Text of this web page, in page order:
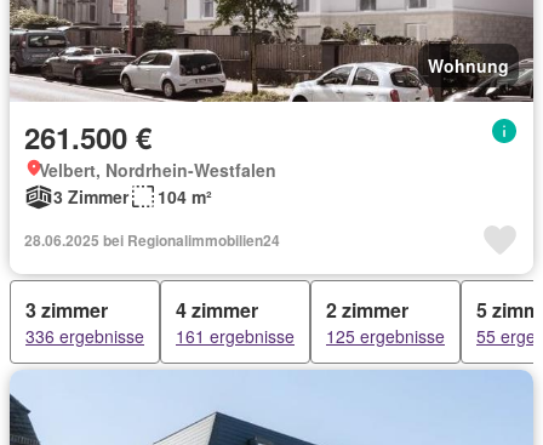
Wohnung
261.500 €
Velbert, Nordrhein-Westfalen
3 Zimmer
104 m²
28.06.2025 bei Regionalimmobilien24
3 zimmer
336 ergebnisse
4 zimmer
161 ergebnisse
2 zimmer
125 ergebnisse
5
55